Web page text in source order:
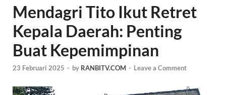
Mendagri Tito Ikut Retret
Kepala Daerah: Penting
Buat Kepemimpinan
23 Februari 2025 - by RANBITV.COM - Leave a Comment